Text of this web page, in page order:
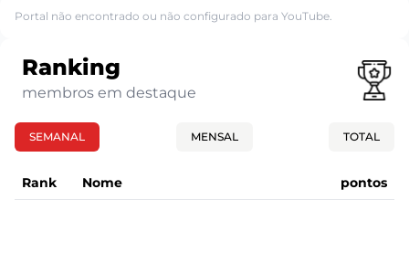
Portal não encontrado ou não configurado para YouTube.
Ranking
membros em destaque
SEMANAL MENSAL TOTAL
Rank Nome pontos